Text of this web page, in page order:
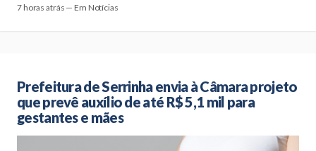
7 horas atrás — Em Notícias
Prefeitura de Serrinha envia à Câmara projeto
que prevê auxílio de até R$ 5,1 mil para
gestantes e mães